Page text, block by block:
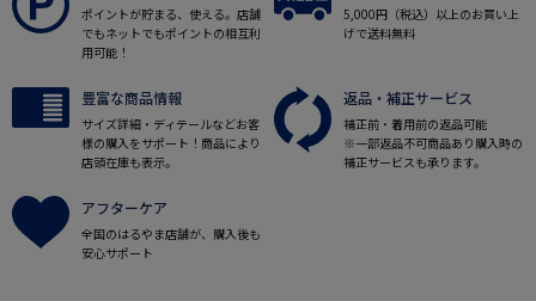
ポイントが貯まる、使える。店舗
でもネットでもポイントの相互利
用可能！
5,000円（税込）以上のお買い上
げで送料無料
豊富な商品情報
サイズ詳細・ディテールなどお客
様の購入をサポート！商品により
店頭在庫も表示。
返品・補正サービス
補正前・着用前の返品可能
※一部返品不可商品あり購入時の
補正サービスも承ります。
アフターケア
全国のはるやま店舗が、購入後も
安心サポート